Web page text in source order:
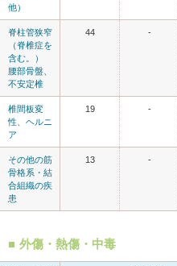
他）
脊柱管狭窄
（脊椎症を
含む。）
腰部骨盤、
不安定椎
44 -
椎間板変
性、ヘルニ
ア
19 -
その他の筋
骨格系・結
合組織の疾
患
13 -
外傷・熱傷・中毒